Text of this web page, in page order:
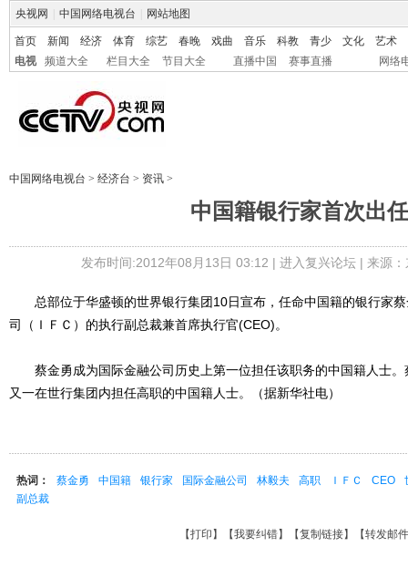
央视网 中国网络电视台 网站地图
首页 新闻 经济 体育 综艺 春晚 戏曲 音乐 科教 青少 文化
艺术
电视
频道大全 栏目大全 节目大全 直播中国 赛事直播 网络
中国网络电视台 > 经济台 > 资讯 >
中国籍银行家首次出任
发布时间:2012年08月13日 03:12 | 进入复兴论坛| 来源
总部位于华盛顿的世界银行集团10日宣布，任命中国籍的银行家蔡
司（ＩＦＣ）的执行副总裁兼首席执行官(CEO)。
蔡金勇成为国际金融公司历史上第一位担任该职务的中国籍人士。
又一在世行集团内担任高职的中国籍人士。（据新华社电）
热词： 蔡金勇 中国籍 银行家 国际金融公司 林毅夫 高职 ＩＦＣ CEO
副总裁
【打印 】【我要纠错】【复制链接】【转发邮件